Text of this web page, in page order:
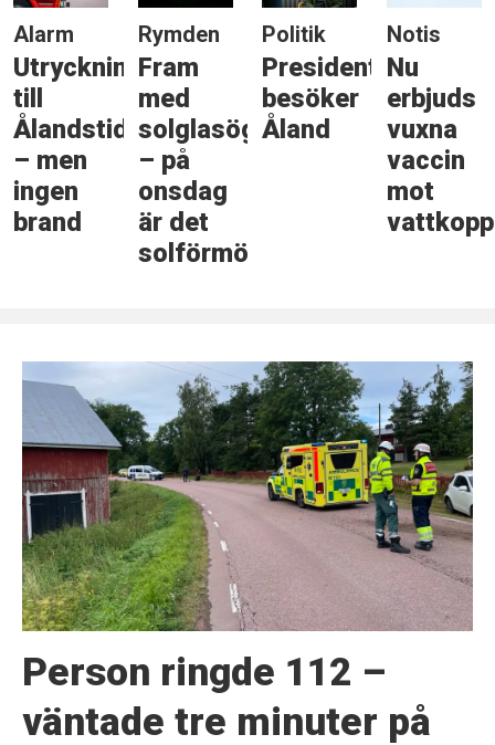
Alarm
Utryckning
till
Ålandstidningen
– men
ingen
brand
Rymden
Fram
med
solglasögonen
– på
onsdag
är det
solförmörkelse
Politik
Presidenten
besöker
Åland
Notis
Nu
erbjuds
vuxna
vaccin
mot
Person ringde 112 –
väntade tre minuter på